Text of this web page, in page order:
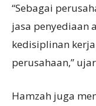
“Sebagai
jasa penyediaan
kedisiplinan
perusahaan,”
Hamzah juga